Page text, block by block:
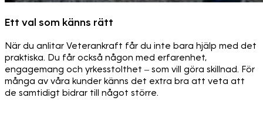
Ett val som känns rätt
När du anlitar Veterankraft får du inte bara hjälp med det
praktiska. Du får också någon med erfarenhet,
engagemang och yrkesstolthet – som vill göra skillnad. För
många av våra kunder känns det extra bra att veta att
de samtidigt bidrar till något större.